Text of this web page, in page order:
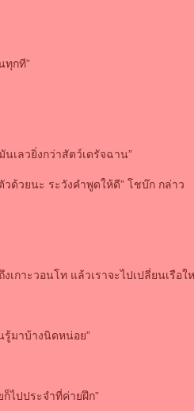
ทุกที”
เลวยิ่งกว่าสัตว์เดรัจฉาน”
วด้วยนะ ระวังคำพูดให้ดี” โชบ๊ก กล่าว
เกาะวอนโท แล้วเราจะไปเปลี่ยนเรือ
รู้มาบ้างนิดหน่อย”
ไปประจำที่ค่ายฝึก”